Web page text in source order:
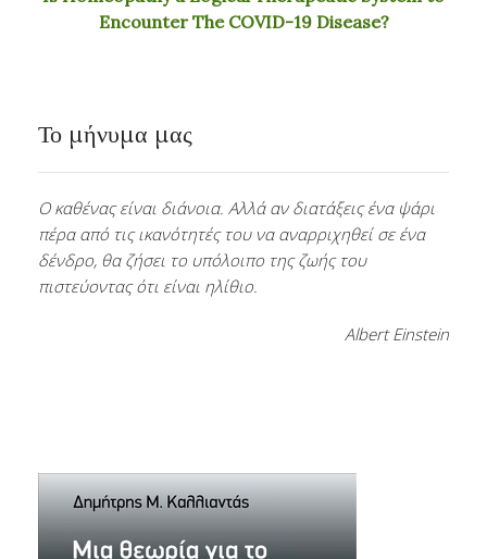
Encounter The COVID-19 Disease?
Το μήνυμα μας
Ο καθένας είναι διάνοια. Αλλά αν διατάξεις ένα ψάρι
πέρα από τις ικανότητές του να αναρριχηθεί σε ένα
δένδρο, θα ζήσει το υπόλοιπο της ζωής του
πιστεύοντας ότι είναι ηλίθιο.
Albert Einstein